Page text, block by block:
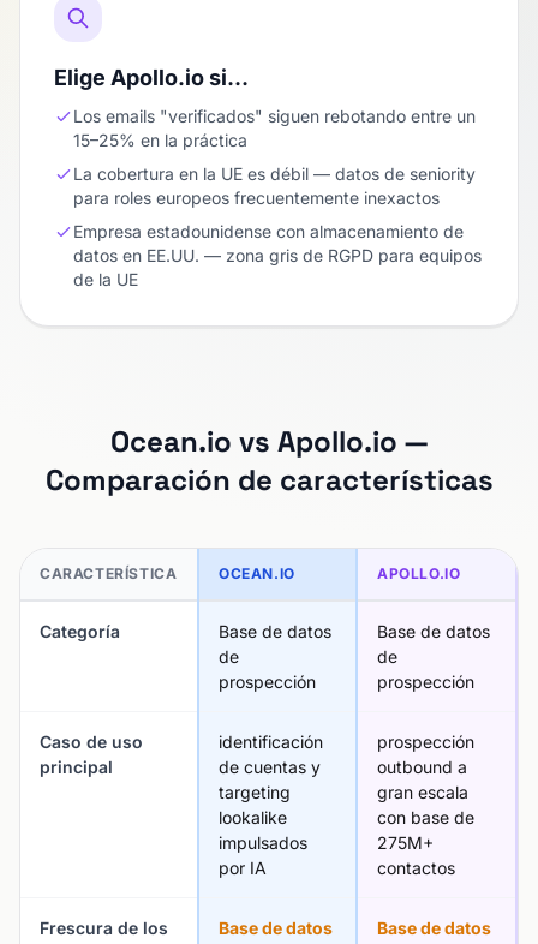
Elige Apollo.io si…
Los emails "verificados" siguen rebotando entre un
15–25% en la práctica
La cobertura en la UE es débil — datos de seniority
para roles europeos frecuentemente inexactos
Empresa estadounidense con almacenamiento de
datos en EE.UU. — zona gris de RGPD para equipos
de la UE
Ocean.io vs Apollo.io —
Comparación de características
CARACTERÍSTICA OCEAN.IO APOLLO.IO
Categoría
Base de datos
de
prospección
Base de datos
de
prospección
Caso de uso
principal
identificación
de cuentas y
targeting
lookalike
impulsados
por IA
prospección
outbound a
gran escala
con base de
275M+
contactos
Frescura de los
Base de datos
Base de datos